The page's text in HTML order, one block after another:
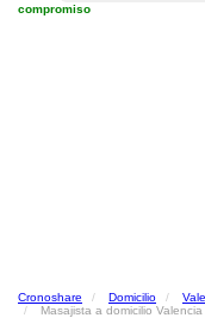
compromiso
Cronoshare Domicilio
Masajista a domicilio